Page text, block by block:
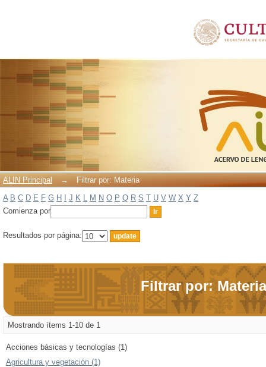
ALIN Principal →
Filtrar por: Materia
A B C D E F G H J K L M N O P Q R S T U V W X Y Z
Comienza por
Resultados por página:
Filtrar por: Materia
Mostrando ítems 1-10 de 1
Acciones básicas y tecnologías (1)
Agricultura y vegetación (1)